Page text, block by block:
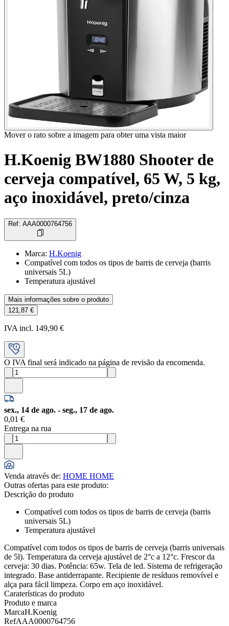
Mover o rato sobre a imagem para obter uma vista maior
H.Koenig BW1880 Shooter de
cerveja compatível, 65 W, 5 kg,
aço inoxidável, preto/cinza
Ref: AAA0000764756
Marca: H.Koenig
Compatível com todos os tipos de barris de cerveja (barris
universais 5L)
Temperatura ajustável
Mais informações sobre o produto
121,87 €
IVA incl. 149,90 €
O IVA final será indicado na página de revisão da encomenda.
sex., 14 de ago. - seg., 17 de ago.
0,01 €
Entrega na rua
Venda através de: HOME HOME
Outras ofertas para este produto:
Descrição do produto
Compatível com todos os tipos de barris de cerveja (barris
universais 5L)
Temperatura ajustável
Compatível com todos os tipos de barris de cerveja (barris universais
de 5l). Temperatura da cerveja ajustável de 2°c a 12°c. Frescor da
cerveja: 30 dias. Potência: 65w. Tela de led. Sistema de refrigeração
integrado. Base antiderrapante. Recipiente de resíduos removível e
alça para fácil limpeza. Corpo em aço inoxidável.
Caraterísticas do produto
Produto e marca
MarcaH.Koenig
RefAAA0000764756